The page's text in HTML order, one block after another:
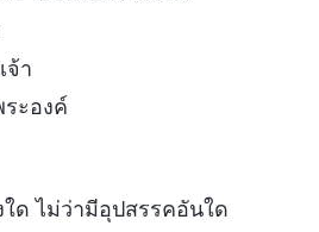
จ้า
ะองค์
ด ไม่ว่ามีอุปสรรคอันใด